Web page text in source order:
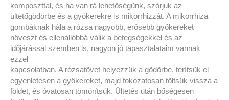
komposzttal, és ha van rá lehetőségünk, szórjuk az
ültetőgödörbe és a gyökerekre is mikorrhizzát. A mikorrhiza
gombáknak hála a rózsa nagyobb, erősebb gyökereket
növeszt és ellenállóbbá válik a betegségekkel és az
időjárással szemben is, nagyon jó tapasztalataim vannak
ezzel
kapcsolatban. A rózsatövet helyezzük a gödörbe, terítsük el
egyenletesen a gyökereket, majd fokozatosan töltsük vissza a
földet, és óvatosan tömörítsük. Ültetés után bőségesen